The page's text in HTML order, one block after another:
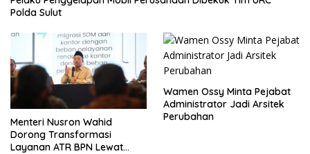
Polda Sulut
​Menteri Nusron Wahid
Dorong Transformasi
Layanan ATR BPN Lewat
Wamen Ossy Minta Pejabat
Administrator Jadi Arsitek
Perubahan